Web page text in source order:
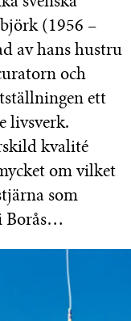
(1956 –
av hans hustru
och
ett
livsverk.
kvalité
om vilket
som
Borås…